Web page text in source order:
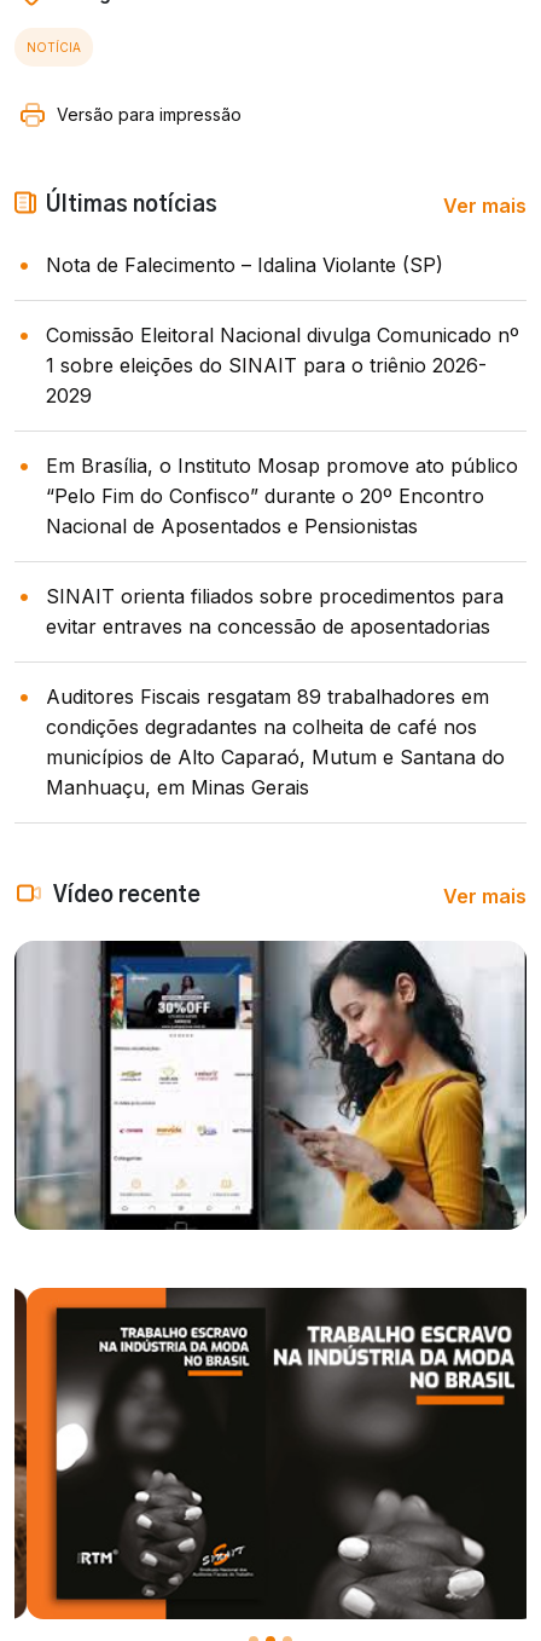
NOTÍCIA
Versão para impressão
Últimas notícias Ver mais
Nota de Falecimento – Idalina Violante (SP)
Comissão Eleitoral Nacional divulga Comunicado nº
1 sobre eleições do SINAIT para o triênio 2026-
2029
Em Brasília, o Instituto Mosap promove ato público
“Pelo Fim do Confisco” durante o 20º Encontro
Nacional de Aposentados e Pensionistas
SINAIT orienta filiados sobre procedimentos para
evitar entraves na concessão de aposentadorias
Auditores Fiscais resgatam 89 trabalhadores em
condições degradantes na colheita de café nos
municípios de Alto Caparaó, Mutum e Santana do
Manhuaçu, em Minas Gerais
Vídeo recente Ver mais